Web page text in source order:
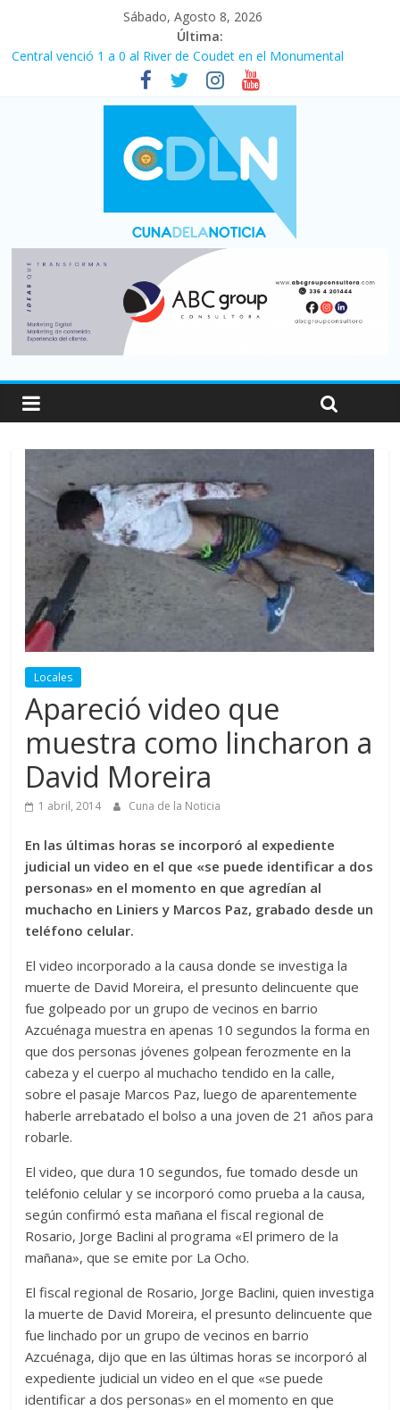
Sábado, Agosto 8, 2026
Última:
Fuerte caída de la venta de autos usados en julio: bajó un 12,6%
interanual
Central venció 1 a 0 al River de Coudet en el Monumental
afecta a 400 mil deudores en Santa Fe
Desde que asumió Milei cerraron 41.000 kioscos: el sector
denuncia crisis como en 2001
Vacaciones de invierno con más movimiento y consumo
turístico: 4,6 millones de personas viajaron por el país, un 5,9%
más que en 2025
Locales
Apareció video que
muestra como lincharon a
David Moreira
1 abril, 2014 Cuna de la Noticia
En las últimas horas se incorporó al expediente
judicial un video en el que «se puede identificar a dos
personas» en el momento en que agredían al
muchacho en Liniers y Marcos Paz, grabado desde un
teléfono celular.
El video incorporado a la causa donde se investiga la
muerte de David Moreira, el presunto delincuente que
fue golpeado por un grupo de vecinos en barrio
Azcuénaga muestra en apenas 10 segundos la forma en
que dos personas jóvenes golpean ferozmente en la
cabeza y el cuerpo al muchacho tendido en la calle,
sobre el pasaje Marcos Paz, luego de aparentemente
haberle arrebatado el bolso a una joven de 21 años para
robarle.
El video, que dura 10 segundos, fue tomado desde un
teléfonio celular y se incorporó como prueba a la causa,
según confirmó esta mañana el fiscal regional de
Rosario, Jorge Baclini al programa «El primero de la
mañana», que se emite por La Ocho.
El fiscal regional de Rosario, Jorge Baclini, quien investiga
la muerte de David Moreira, el presunto delincuente que
fue linchado por un grupo de vecinos en barrio
Azcuénaga, dijo que en las últimas horas se incorporó al
expediente judicial un video en el que «se puede
identificar a dos personas» en el momento en que